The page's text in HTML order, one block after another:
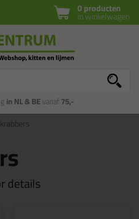
0 producten
in winkelwagen
in NL & BEvanaf75,-
details